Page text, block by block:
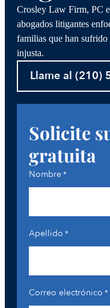
Crosley Law Firm, PC
abogados litigantes
familias que han sufrido
injusta.
Llame al (210)
Solicite
gratuita
Nombre*
Apellido *
Correo electrónico *